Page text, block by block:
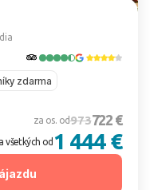
zdarma
za os. od973722 €
všetkých od 1 444 €